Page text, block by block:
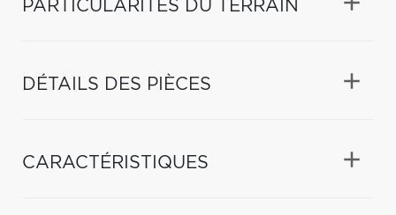
PARTICULARITÉS DU TERRAIN
DÉTAILS DES PIÈCES
CARACTÉRISTIQUES